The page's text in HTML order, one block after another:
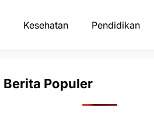
Kesehatan Pendidikan
Berita Populer